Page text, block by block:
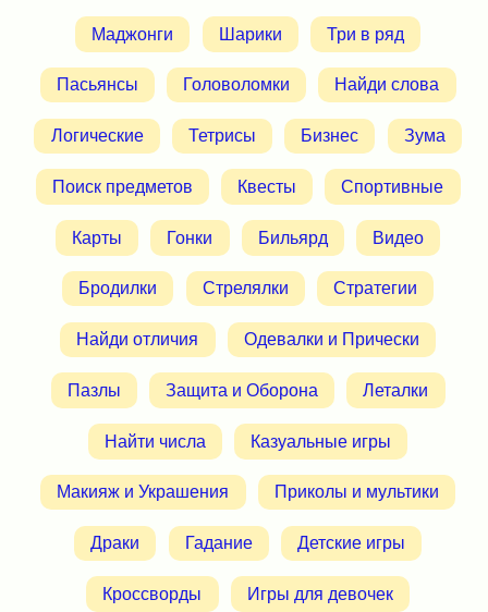
Маджонги Шарики Три в ряд
Пасьянсы Головоломки Найди слова
Логические Тетрисы Бизнес Зума
Поиск предметов Квесты Спортивные
Карты Гонки Бильярд Видео
Бродилки Стрелялки Стратегии
Найди отличия Одевалки и Прически
Пазлы Защита и Оборона Леталки
Найти числа Казуальные игры
Макияж и Украшения Приколы и мультики
Драки Гадание Детские игры
Кроссворды Игры для девочек